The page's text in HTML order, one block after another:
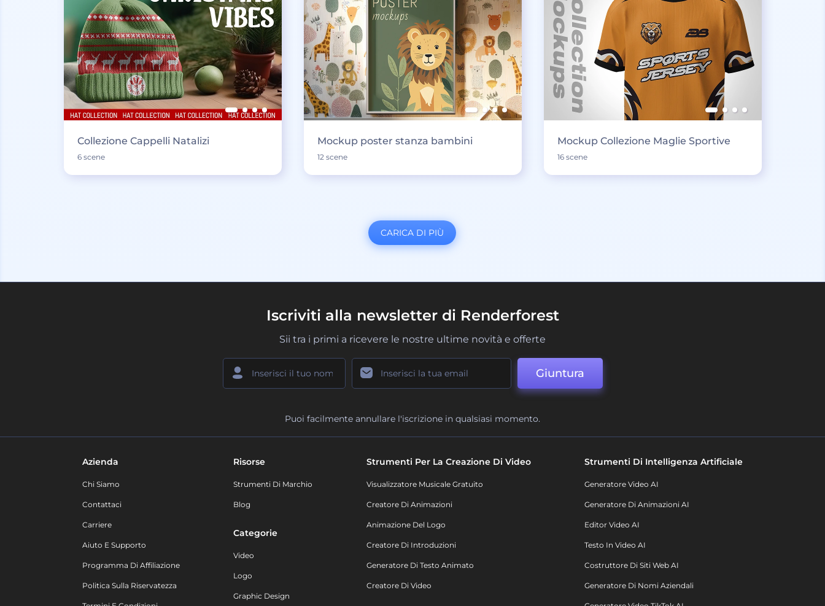
Collezione Cappelli Natalizi
6 scene
Mockup poster stanza bambini
12 scene
Mockup Collezione Maglie Sportive
16 scene
CARICA DI PIÙ
Iscriviti alla newsletter di Renderforest
Sii tra i primi a ricevere le nostre ultime novità e offerte
Giuntura
Puoi facilmente annullare l'iscrizione in qualsiasi momento.
Azienda
Chi Siamo
Contattaci
Carriere
Aiuto E Supporto
Programma Di Affiliazione
Politica Sulla Riservatezza
Risorse
Strumenti Di Marchio
Blog
Categorie
Video
Logo
Graphic Design
Strumenti Per La Creazione Di Video
Visualizzatore Musicale Gratuito
Creatore Di Animazioni
Animazione Del Logo
Creatore Di Introduzioni
Generatore Di Testo Animato
Creatore Di Video
Strumenti Di Intelligenza Artificiale
Generatore Video AI
Generatore Di Animazioni AI
Editor Video AI
Testo In Video AI
Costruttore Di Siti Web AI
Generatore Di Nomi Aziendali